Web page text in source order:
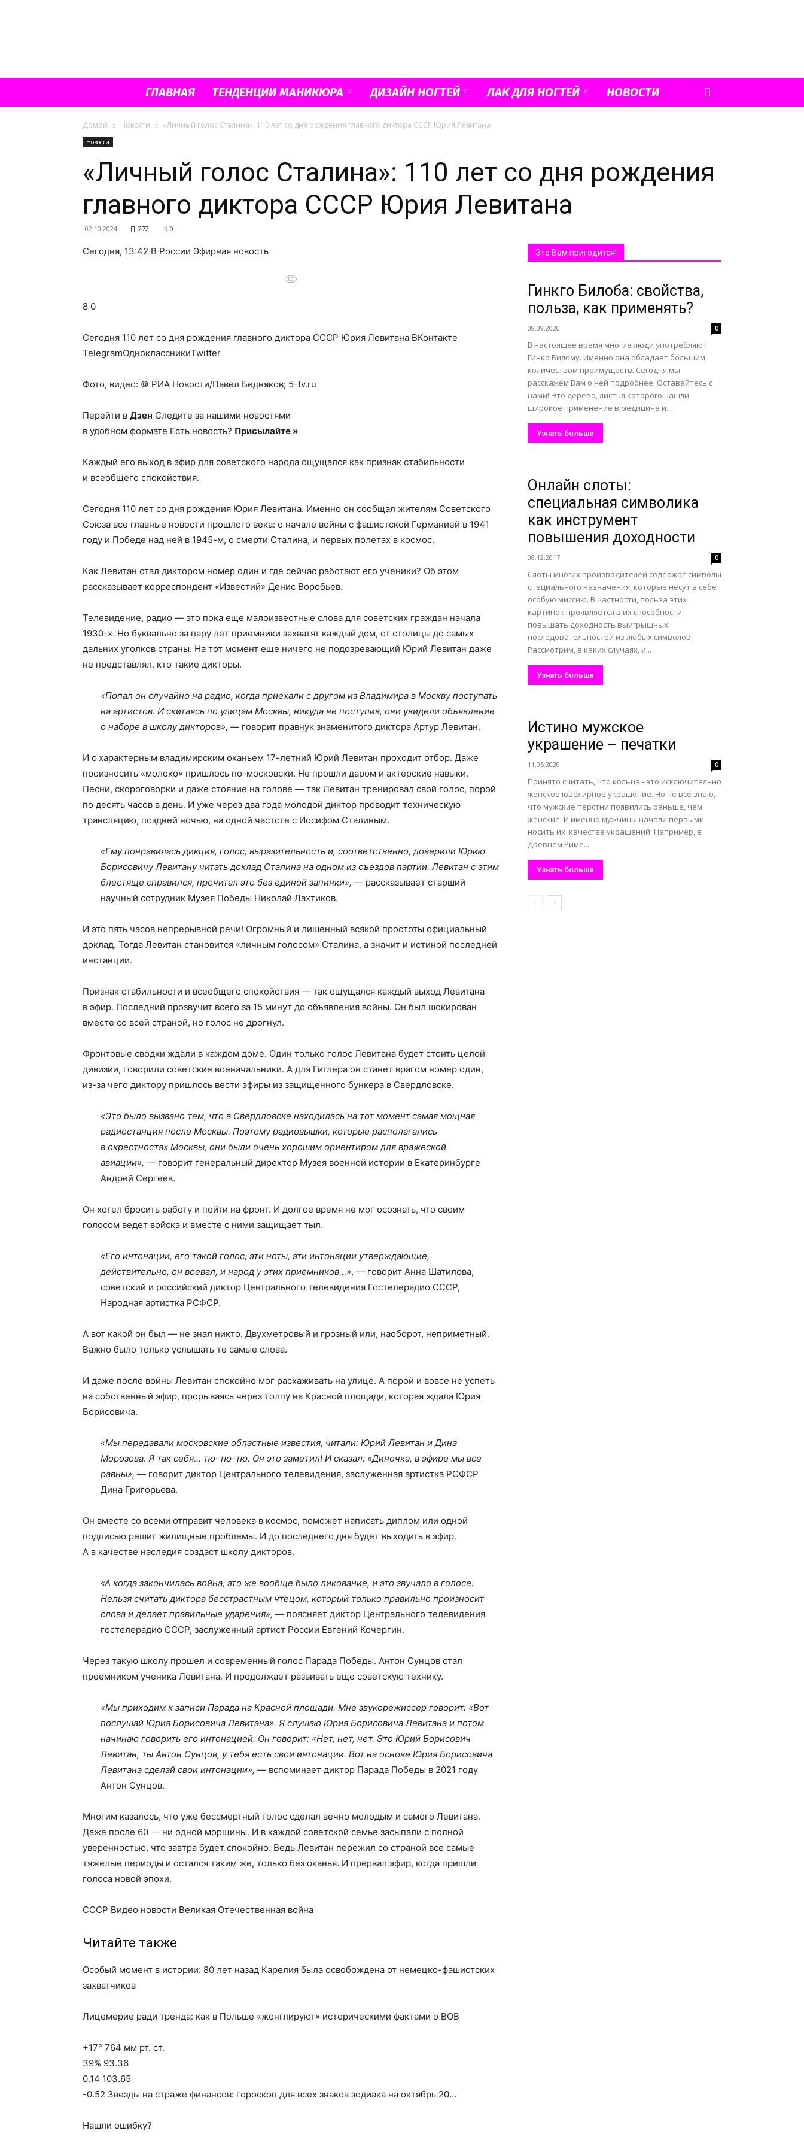
Французский
нем
ГЛАВНАЯ ТЕНДЕНЦИИ МАНИКЮРА ДИЗАЙН НОГТЕЙ ЛАК ДЛЯ НОГТЕЙ НОВОСТИ
Домой Новости «Личный голос Сталина»: 110 лет со дня рождения главного диктора СССР Юрия Левитана
Новости
«Личный голос Сталина»: 110 лет со дня рождения
главного диктора СССР Юрия Левитана
02.10.2024 272 0
Сегодня, 13:42 В России Эфирная новость
8 0
Сегодня 110 лет со дня рождения главного диктора СССР Юрия Левитана ВКонтакте
TelegramОдноклассникиTwitter
Фото, видео: © РИА Новости/Павел Бедняков; 5-tv.ru
Перейти в Дзен Следите за нашими новостями
в удобном формате Есть новость? Присылайте »
Каждый его выход в эфир для советского народа ощущался как признак стабильности
и всеобщего спокойствия.
Сегодня 110 лет со дня рождения Юрия Левитана. Именно он сообщал жителям Советского
Союза все главные новости прошлого века: о начале войны с фашистской Германией в 1941
году и Победе над ней в 1945-м, о смерти Сталина, и первых полетах в космос.
Как Левитан стал диктором номер один и где сейчас работают его ученики? Об этом
рассказывает корреспондент «Известий» Денис Воробьев.
Телевидение, радио — это пока еще малоизвестные слова для советских граждан начала
1930-х. Но буквально за пару лет приемники захватят каждый дом, от столицы до самых
дальних уголков страны. На тот момент еще ничего не подозревающий Юрий Левитан даже
не представлял, кто такие дикторы.
«Попал он случайно на радио, когда приехали с другом из Владимира в Москву поступать
на артистов. И скитаясь по улицам Москвы, никуда не поступив, они увидели объявление
о наборе в школу дикторов», — говорит правнук знаменитого диктора Артур Левитан.
И с характерным владимирским оканьем 17-летний Юрий Левитан проходит отбор. Даже
произносить «молоко» пришлось по-московски. Не прошли даром и актерские навыки.
Песни, скороговорки и даже стояние на голове — так Левитан тренировал свой голос, порой
по десять часов в день. И уже через два года молодой диктор проводит техническую
трансляцию, поздней ночью, на одной частоте с Иосифом Сталиным.
«Ему понравилась дикция, голос, выразительность и, соответственно, доверили Юрию
Борисовичу Левитану читать доклад Сталина на одном из съездов партии. Левитан с этим
блестяще справился, прочитал это без единой запинки», — рассказывает старший
научный сотрудник Музея Победы Николай Лахтиков.
И это пять часов непрерывной речи! Огромный и лишенный всякой простоты официальный
доклад. Тогда Левитан становится «личным голосом» Сталина, а значит и истиной последней
инстанции.
Признак стабильности и всеобщего спокойствия — так ощущался каждый выход Левитана
в эфир. Последний прозвучит всего за 15 минут до объявления войны. Он был шокирован
вместе со всей страной, но голос не дрогнул.
Фронтовые сводки ждали в каждом доме. Один только голос Левитана будет стоить целой
дивизии, говорили советские военачальники. А для Гитлера он станет врагом номер один,
из-за чего диктору пришлось вести эфиры из защищенного бункера в Свердловске.
«Это было вызвано тем, что в Свердловске находилась на тот момент самая мощная
радиостанция после Москвы. Поэтому радиовышки, которые располагались
в окрестностях Москвы, они были очень хорошим ориентиром для вражеской
авиации», — говорит генеральный директор Музея военной истории в Екатеринбурге
Андрей Сергеев.
Он хотел бросить работу и пойти на фронт. И долгое время не мог осознать, что своим
голосом ведет войска и вместе с ними защищает тыл.
«Его интонации, его такой голос, эти ноты, эти интонации утверждающие,
действительно, он воевал, и народ у этих приемников…», — говорит Анна Шатилова,
советский и российский диктор Центрального телевидения Гостелерадио СССР,
Народная артистка РСФСР.
А вот какой он был — не знал никто. Двухметровый и грозный или, наоборот, неприметный.
Важно было только услышать те самые слова.
И даже после войны Левитан спокойно мог расхаживать на улице. А порой и вовсе не успеть
на собственный эфир, прорываясь через толпу на Красной площади, которая ждала Юрия
Борисовича.
«Мы передавали московские областные известия, читали: Юрий Левитан и Дина
Морозова. Я так себя… тю-тю-тю. Он это заметил! И сказал: «Диночка, в эфире мы все
равны», — говорит диктор Центрального телевидения, заслуженная артистка РСФСР
Дина Григорьева.
Он вместе со всеми отправит человека в космос, поможет написать диплом или одной
подписью решит жилищные проблемы. И до последнего дня будет выходить в эфир.
А в качестве наследия создаст школу дикторов.
«А когда закончилась война, это же вообще было ликование, и это звучало в голосе.
Нельзя считать диктора бесстрастным чтецом, который только правильно произносит
слова и делает правильные ударения», — поясняет диктор Центрального телевидения
гостелерадио СССР, заслуженный артист России Евгений Кочергин.
Через такую школу прошел и современный голос Парада Победы. Антон Сунцов стал
преемником ученика Левитана. И продолжает развивать еще советскую технику.
«Мы приходим к записи Парада на Красной площади. Мне звукорежиссер говорит: «Вот
послушай Юрия Борисовича Левитана». Я слушаю Юрия Борисовича Левитана и потом
начинаю говорить его интонацией. Он говорит: «Нет, нет, нет. Это Юрий Борисович
Левитан, ты Антон Сунцов, у тебя есть свои интонации. Вот на основе Юрия Борисовича
Левитана сделай свои интонации», — вспоминает диктор Парада Победы в 2021 году
Антон Сунцов.
Многим казалось, что уже бессмертный голос сделал вечно молодым и самого Левитана.
Даже после 60 — ни одной морщины. И в каждой советской семье засыпали с полной
уверенностью, что завтра будет спокойно. Ведь Левитан пережил со страной все самые
тяжелые периоды и остался таким же, только без оканья. И прервал эфир, когда пришли
голоса новой эпохи.
СССР Видео новости Великая Отечественная война
Читайте также
Особый момент в истории: 80 лет назад Карелия была освобождена от немецко-фашистских
захватчиков
Лицемерие ради тренда: как в Польше «жонглируют» историческими фактами о ВОВ
+17° 764 мм рт. ст.
39% 93.36
0.14 103.65
-0.52 Звезды на страже финансов: гороскоп для всех знаков зодиака на октябрь 20…
Нашли ошибку?
Это Вам пригодится!
Гинкго Билоба: свойства,
польза, как применять?
08.09.2020 0
В настоящее время многие люди употребляют
Гинко Билому. Именно она обладает большим
количеством преимуществ. Сегодня мы
расскажем Вам о ней подробнее. Оставайтесь с
нами! Это дерево, листья которого нашли
широкое применение в медицине и...
Узнать больше
Онлайн слоты:
специальная символика
как инструмент
повышения доходности
08.12.2017 0
Слоты многих производителей содержат символы
специального назначения, которые несут в себе
особую миссию. В частности, польза этих
картинок проявляется в их способности
повышать доходность выигрышных
последовательностей из любых символов.
Рассмотрим, в каких случаях, и...
Узнать больше
Истино мужское
украшение – печатки
11.05.2020 0
Принято считать, что кольца - это исключительно
женское ювелирное украшение. Но не все знаю,
что мужские перстни появились раньше, чем
женские. И именно мужчины начали первыми
носить их качестве украшений. Например, в
Древнем Риме...
Узнать больше